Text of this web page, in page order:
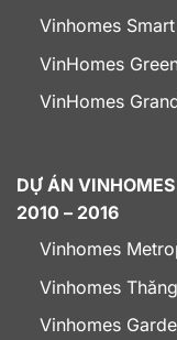
Vinhomes
VinHomes
VinHomes
DỰ ÁN
2010 – 2016
Vinhomes
Vinhomes
Vinhomes